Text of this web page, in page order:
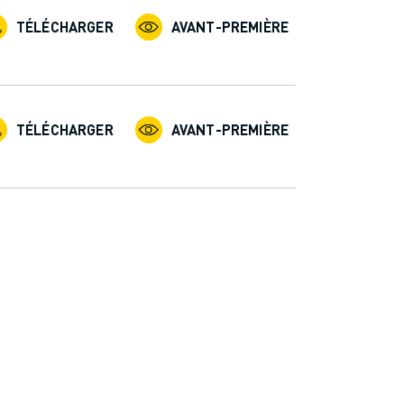
TÉLÉCHARGER AVANT-PREMIÈRE
TÉLÉCHARGER AVANT-PREMIÈRE